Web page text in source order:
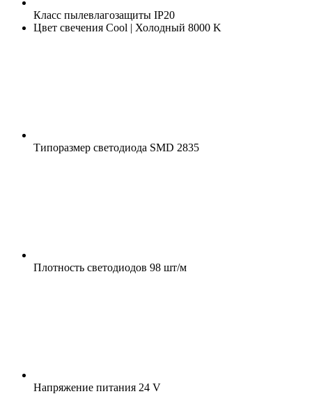
Класс пылевлагозащиты IP20
Цвет свечения Cool | Холодный 8000 K
Типоразмер светодиода SMD 2835
Плотность светодиодов 98 шт/м
Напряжение питания 24 V